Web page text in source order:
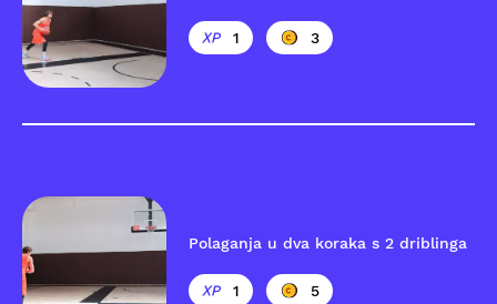
1 3
Polaganja u dva koraka s 2 driblinga
1 5